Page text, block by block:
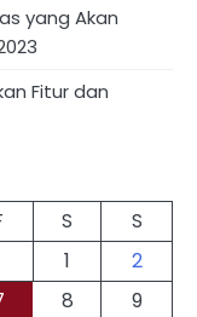
yang Akan
Fitur dan
S
S
1
2
8
9